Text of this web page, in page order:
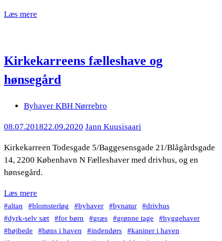
Læs mere
Kirkekarreens fælleshave og
hønsegård
Byhaver KBH Nørrebro
08.07.201822.09.2020 Jann Kuusisaari
Kirkekarreen Todesgade 5/Baggesensgade 21/Blågårdsgade
14, 2200 København N Fælleshaver med drivhus, og en
hønsegård.
Læs mere
altan blomsterløg byhaver bynatur
drivhus
dyrk-selv sæt
for børn græs grønne tage
hyggehaver
højbede
høns i haven indendørs
kaniner i haven